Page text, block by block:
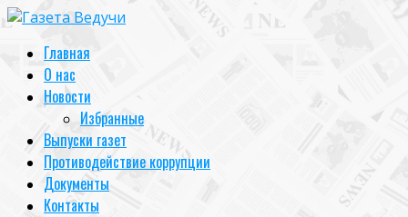
Skip
content
Primary
Menu
Главная
О нас
Новости
Избранные
Выпуски газет
Противодействие коррупции
Документы
Контакты